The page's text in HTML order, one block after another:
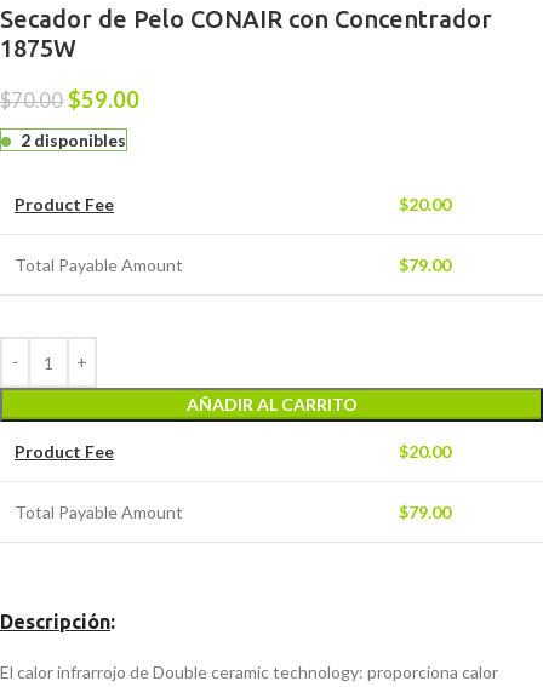
Secador de Pelo CONAIR con Concentrador
1875W
$70.00 $59.00
2 disponibles
Product Fee $20.00
Total Payable Amount $79.00
AÑADIR AL CARRITO
Product Fee $20.00
Total Payable Amount $79.00
Descripción:
El calor infrarrojo de Double ceramic technology: proporciona calor